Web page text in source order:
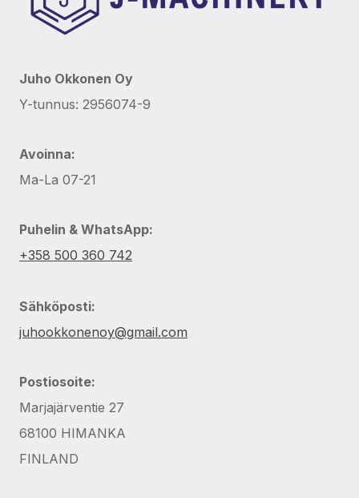
Juho Okkonen Oy
Y-tunnus: 2956074-9
Avoinna:
Ma-La 07-21
Puhelin & WhatsApp:
+358 500 360 742
Sähköposti:
juhookkonenoy@gmail.com
Postiosoite:
Marjajärventie 27
68100 HIMANKA
FINLAND